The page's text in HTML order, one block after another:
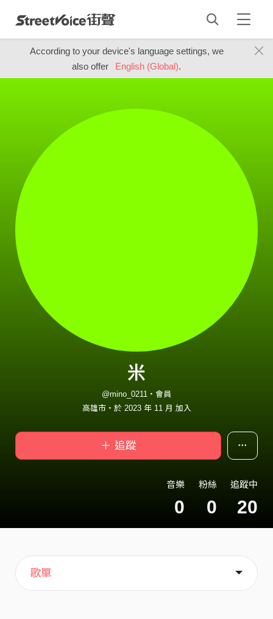
According to your device's language settings, we
also offer
English (Global).
米
@mino_0211・會員
高雄市・於 2023 年 11 月 加入
＋ 追蹤
音樂
0
粉絲
0
追蹤中
20
主頁
歌單
喜歡
關於